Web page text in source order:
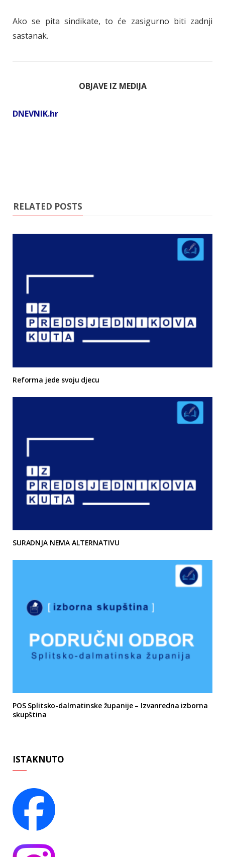
Ako se pita sindikate, to će zasigurno biti zadnji
sastanak.
OBJAVE IZ MEDIJA
DNEVNIK.hr
RELATED POSTS
Reforma jede svoju djecu
SURADNJA NEMA ALTERNATIVU
POS Splitsko-dalmatinske županije – Izvanredna izborna
skupština
ISTAKNUTO